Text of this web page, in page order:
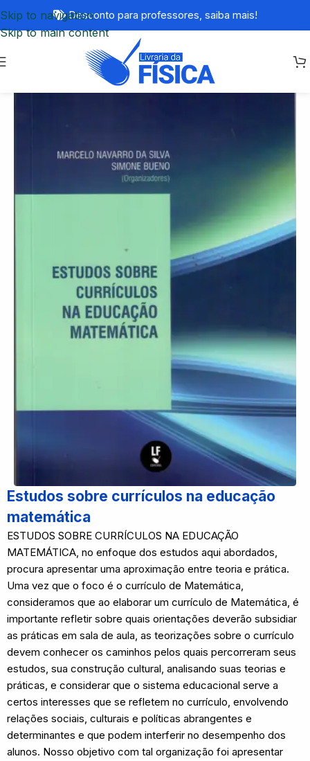
Skip to navigation
Skip to main content
Desconto para professores, saiba mais!
Estudos sobre currículos na educação
matemática
ESTUDOS SOBRE CURRÍCULOS NA EDUCAÇÃO
MATEMÁTICA, no enfoque dos estudos aqui abordados,
procura apresentar uma aproximação entre teoria e prática.
Uma vez que o foco é o currículo de Matemática,
consideramos que ao elaborar um currículo de Matemática, é
importante refletir sobre quais orientações deverão subsidiar
as práticas em sala de aula, as teorizações sobre o currículo
devem conhecer os caminhos pelos quais percorreram seus
estudos, sua construção cultural, analisando suas teorias e
práticas, e considerar que o sistema educacional serve a
certos interesses que se refletem no currículo, envolvendo
relações sociais, culturais e políticas abrangentes e
determinantes e que podem interferir no desempenho dos
alunos. Nosso objetivo com tal organização foi apresentar